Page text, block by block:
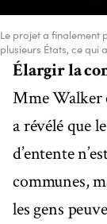
Le projet a finalement
plusieurs États, ce qui
Élargir la
Mme Walker
a révélé que
d’entente
communes,
les gens